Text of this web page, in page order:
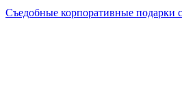
Съедобные корпоративные подарки